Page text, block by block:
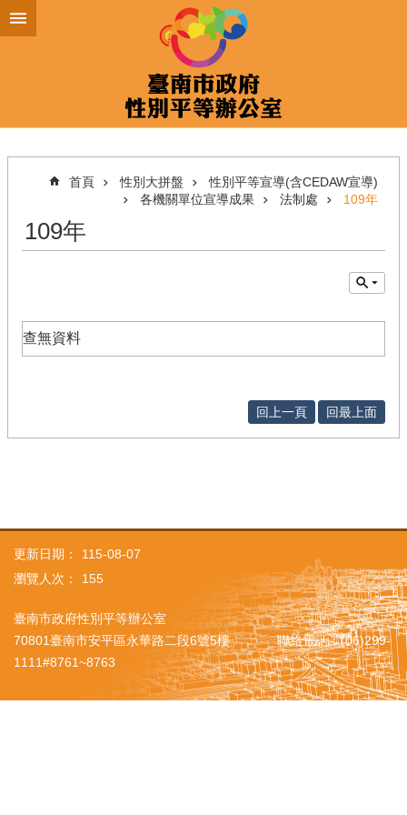
跳到主要內容區塊
首頁 性別大拼盤
性別平等宣導(含CEDAW宣導)
各機關單位宣導成果
法制處 109年
109年
查無資料
回上一頁 回最上面
更新日期：
115-08-07
瀏覽人次：
155
臺南市政府性別平等辦公室
70801臺南市安平區永華路二段6號5樓 聯絡電話：(06)299-
1111#8761~8763